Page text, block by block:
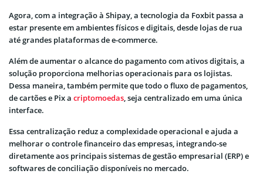
Agora, com a integração à Shipay, a tecnologia da Foxbit passa a
estar presente em ambientes físicos e digitais, desde lojas de rua
até grandes plataformas de e-commerce.
Além de aumentar o alcance do pagamento com ativos digitais, a
solução proporciona melhorias operacionais para os lojistas.
Dessa maneira, também permite que todo o fluxo de pagamentos,
de cartões e Pix a criptomoedas, seja centralizado em uma única
interface.
Essa centralização reduz a complexidade operacional e ajuda a
melhorar o controle financeiro das empresas, integrando-se
diretamente aos principais sistemas de gestão empresarial (ERP) e
softwares de conciliação disponíveis no mercado.